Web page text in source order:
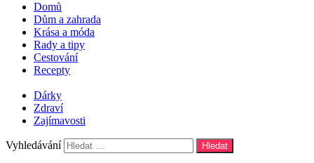
Domů
Dům a zahrada
Krása a móda
Rady a tipy
Cestování
Recepty
Dárky
Zdraví
Zajímavosti
Vyhledávání